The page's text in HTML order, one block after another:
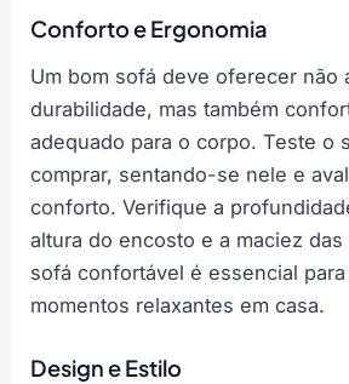
Conforto e Ergonomia
Um bom sofá deve oferecer não
durabilidade, mas também
adequado para o corpo. Teste o
comprar, sentando-se nele e
conforto. Verifique a
altura do encosto e a maciez das
sofá confortável é essencial
momentos relaxantes em casa.
Design e Estilo